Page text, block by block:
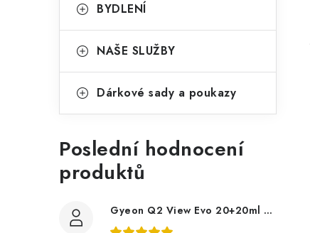
BYDLENÍ
NAŠE SLUŽBY
Dárkové sady a poukazy
Poslední hodnocení
produktů
Gyeon Q2 View Evo 20+20ml nanopovlak na okna